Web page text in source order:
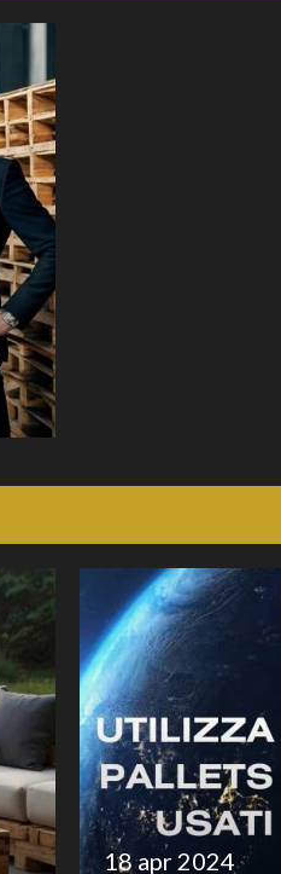
18 apr 2024